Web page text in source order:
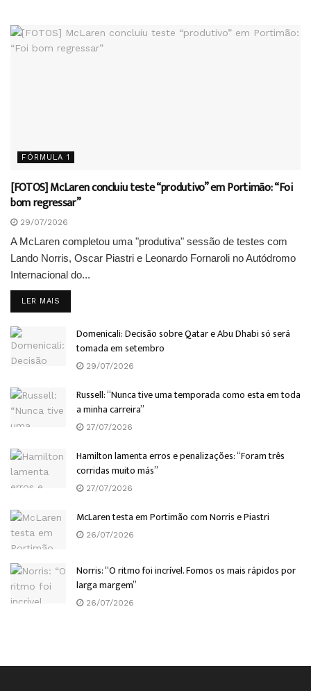
FÓRMULA 1
[FOTOS] McLaren concluiu teste “produtivo” em Portimão: “Foi
bom regressar”
29/07/2026
A McLaren completou uma "produtiva" sessão de testes com
Lando Norris, Oscar Piastri e Leonardo Fornaroli no Autódromo
Internacional do...
LER MAIS
Domenicali: Decisão sobre Qatar e Abu Dhabi só será
tomada em setembro
29/07/2026
Russell: “Nunca tive uma temporada como esta em toda
a minha carreira”
27/07/2026
Hamilton lamenta erros e penalizações: “Foram três
corridas muito más”
27/07/2026
McLaren testa em Portimão com Norris e Piastri
26/07/2026
Norris: “O ritmo foi incrível. Fomos os mais rápidos por
larga margem”
26/07/2026